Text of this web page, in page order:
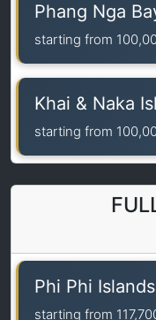
Phang Nga
starting from
Khai & Naka
starting from
Phi Phi
starting from